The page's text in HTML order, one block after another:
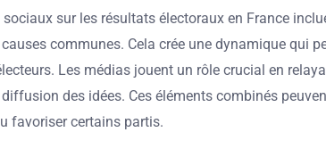
sur les résultats électoraux en France
communes. Cela crée une dynamique qui
Les médias jouent un rôle crucial en
des idées. Ces éléments combinés
favoriser certains partis.